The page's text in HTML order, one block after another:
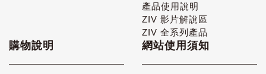
產品使用說明
ZIV 影片解說區
ZIV 全系列產品
購物說明 網站使用須知